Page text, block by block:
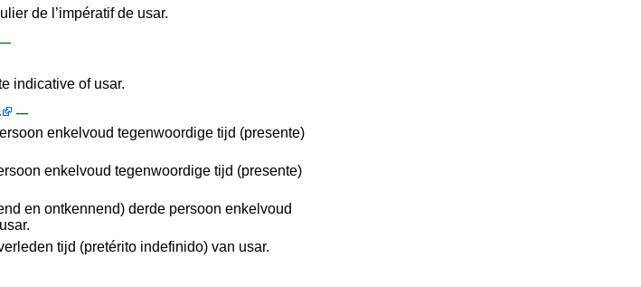
de l’impératif de usar.
—
indicative of usar.
—
enkelvoud tegenwoordige tijd (presente)
enkelvoud tegenwoordige tijd (presente)
en ontkennend) derde persoon enkelvoud
tijd (pretérito indefinido) van usar.